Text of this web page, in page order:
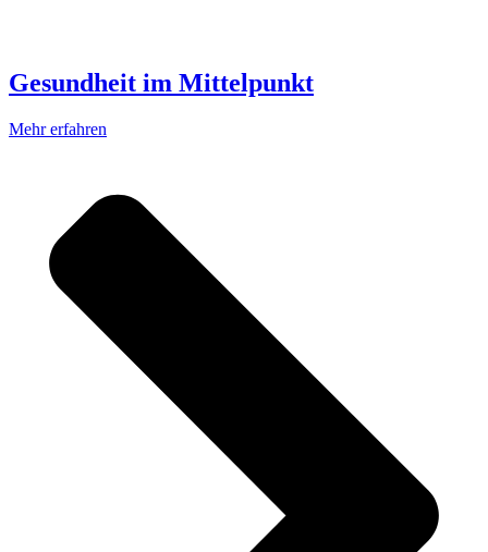
Gesundheit im Mittelpunkt
Mehr erfahren